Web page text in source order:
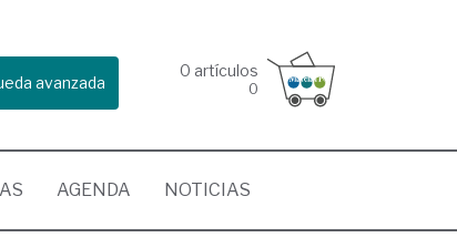
avanzada
0 artículos
0
AGENDA NOTICIAS